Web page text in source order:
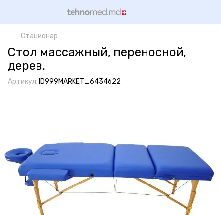
Стационар
Стол массажный, переносной,
дерев.
Артикул: ID999MARKET_6434622